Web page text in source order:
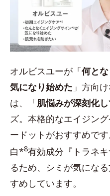
オルビスユーが「何と
気になり始めた 」方向
は、「肌悩みが深刻化
ズ。本格的なエイジン
ードットがおすすめで
白*8有効成分『トラネ
るため、シミが気にな
すめしています。